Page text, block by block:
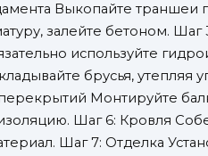
Выкопайте
залейте бетоном.
используйте
брусья, утепляя
Монтируйте
Шаг 6: Кровля
Шаг 7: Отделка